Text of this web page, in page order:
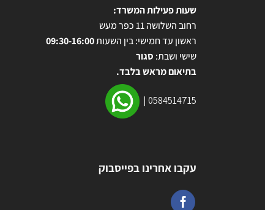
שעות פעילות המשרד:
רחוב השלושה 11 כפר מעש
ראשון עד חמישי: בין השעות09:30-16:00
שישי ושבת: סגור
בתיאום מראש בלבד.
0584514715
|
עקבו אחרינו בפייסבוק